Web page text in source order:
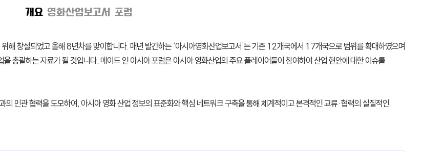
개요 영화산업보고서 포럼
해 창설되었고 올해 8년차를 맞이합니다. 매년 발간하는 ‘아시아영화산업보고서’는 기존 12개국에서 17개국으로 범위를 확대하였으며
총괄하는 자료가 될 것입니다. 메이드 인 아시아 포럼은 아시아 영화산업의 주요 플레이어들이 참여하여 산업 현안에 대한 이슈를
민관 협력을 도모하여, 아시아 영화 산업 정보의 표준화와 핵심 네트워크 구축을 통해 체계적이고 본격적인 교류·협력의 실질적인